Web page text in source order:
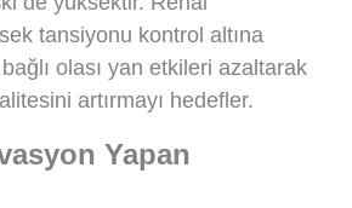
tansiyonu kontrol altına
olası yan etkileri azaltarak
artırmayı hedefler.
Yapan